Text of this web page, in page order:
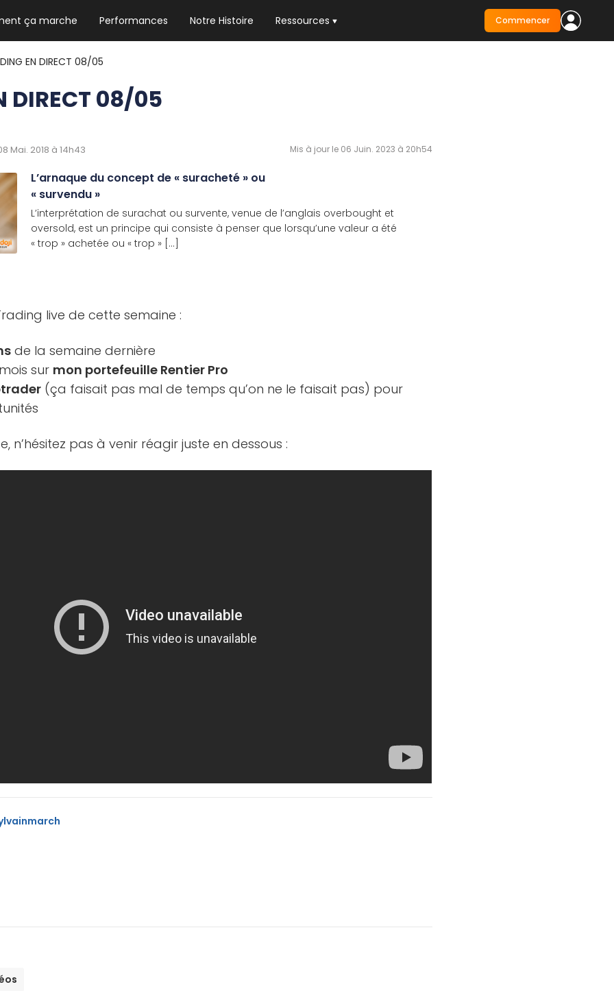
ça marche Performances Notre Histoire Ressources
NEWSLETTER HEBDO
Les news crypto dont vous avez besoin
Commencer
EN DIRECT 08/05
DIRECT 08/05
Mai. 2018 à 14h43 Mis à jour le 06 Juin. 2023 à 20h54
L’arnaque du concept de « suracheté » ou
« survendu »
L’interprétation de surachat ou survente, venue de l’anglais overbought et
oversold, est un principe qui consiste à penser que lorsqu’une valeur a été
« trop » achetée ou « trop » [...]
live de cette semaine :
de la semaine dernière
sur mon portefeuille Rentier Pro
(ça faisait pas mal de temps qu’on ne le faisait pas) pour
n’hésitez pas à venir réagir juste en dessous :